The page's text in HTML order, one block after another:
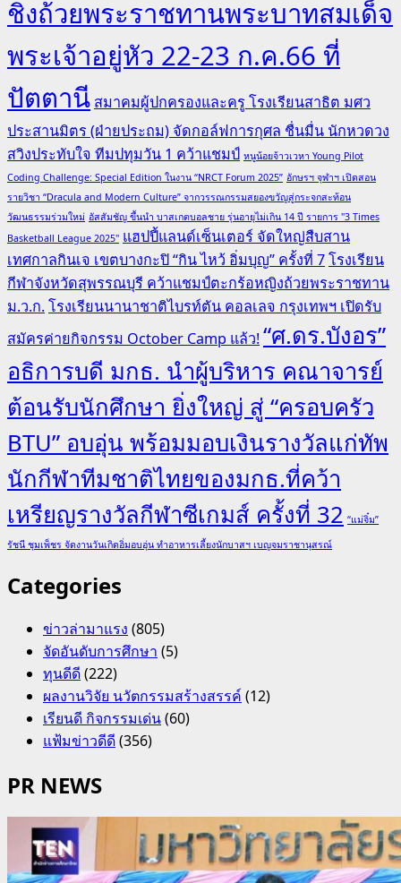
ชิงถ้วยพระราชทานพระบาทสมเด็จ
พระเจ้าอยู่หัว 22-23 ก.ค.66 ที่
ปัตตานี สมาคมผู้ปกครองและครู โรงเรียนสาธิต มศว
ประสานมิตร (ฝ่ายประถม) จัดกอล์ฟการกุศล ชื่นมื่น นักหวดวง
สวิงประทับใจ ทีมปทุมวัน 1 คว้าแชมป์ หนูน้อยจ้าวเวหา Young Pilot
Coding Challenge: Special Edition ในงาน “NRCT Forum 2025” อักษรฯ จุฬาฯ เปิดสอน
รายวิชา “Dracula and Modern Culture” จากวรรณกรรมสยองขวัญสู่กระจกสะท้อน
วัฒนธรรมร่วมใหม่ อัสสัมชัญ ขึ้นนำ บาสเกตบอลชาย รุ่นอายุไม่เกิน 14 ปี รายการ "3 Times
Basketball League 2025" แฮปปี้แลนด์เซ็นเตอร์ จัดใหญ่สืบสาน
เทศกาลกินเจ เขตบางกะปิ “กิน ไหว้ อิ่มบุญ” ครั้งที่ 7โรงเรียน
กีฬาจังหวัดสุพรรณบุรี คว้าแชมป์ตะกร้อหญิงถ้วยพระราชทาน
ม.ว.ก.โรงเรียนนานาชาติไบรท์ตัน คอลเลจ กรุงเทพฯ เปิดรับ
สมัครค่ายกิจกรรม October Camp แล้ว!“ศ.ดร.บังอร”
อธิการบดี มกธ. นำผู้บริหาร คณาจารย์
ต้อนรับนักศึกษา ยิ่งใหญ่ สู่ “ครอบครัว
BTU” อบอุ่น พร้อมมอบเงินรางวัลแก่ทัพ
นักกีฬาทีมชาติไทยของมกธ.ที่คว้า
เหรียญรางวัลกีฬาซีเกมส์ ครั้งที่ 32 “แม่จิ๋ม”
รัชนี ชุมเพ็ชร จัดงานวันเกิดอิ่มอบอุ่น ทำอาหารเลี้ยงนักบาสฯ เบญจมราชานุสรณ์
Categories
ข่าวล่ามาแรง (805)
จัดอันดับการศึกษา (5)
ทุนดีดี(222)
ผลงานวิจัย นวัตกรรมสร้างสรรค์(12)
เรียนดี กิจกรรมเด่น(60)
แฟ้มข่าวดีดี(356)
PR NEWS